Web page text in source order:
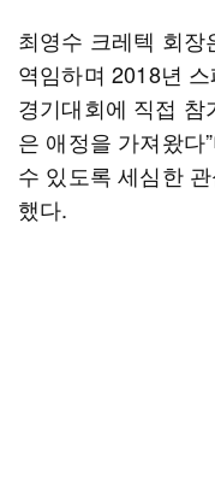
최영수 크레텍 회장
역임하며 2018년
경기대회에 직접
은 애정을 가져왔다
수 있도록 세심한
했다.